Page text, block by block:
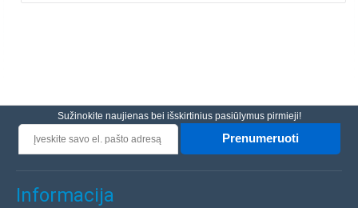
Sužinokite naujienas bei išskirtinius pasiūlymus pirmieji!
Prenumeruoti
Informacija